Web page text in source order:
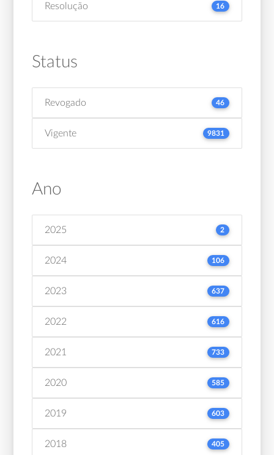
Resolução 16
Status
Revogado 46
Vigente 9831
Ano
2025 2
2024 106
2023 637
2022 616
2021 733
2020 585
2019 603
2018 405